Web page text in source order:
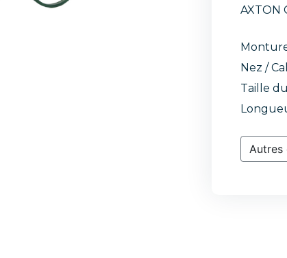
AXTON
Nez /
Taille
Autres